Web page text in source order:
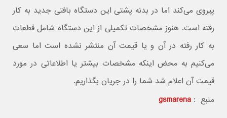
پیروی می‌کند اما در بدنه پشتی این دستگاه بافتی جدید به کار
رفته است. هنوز مشخصات تکمیلی از این دستگاه شامل قطعات
به کار رفته در آن و یا قیمت آن منتشر نشده است اما سعی
می‌کنیم به محض اینکه مشخصات بیشتر یا اطلاعاتی در مورد
قیمت آن اعلام شد شما را در جریان بگذاریم.
منبع :gsmarena